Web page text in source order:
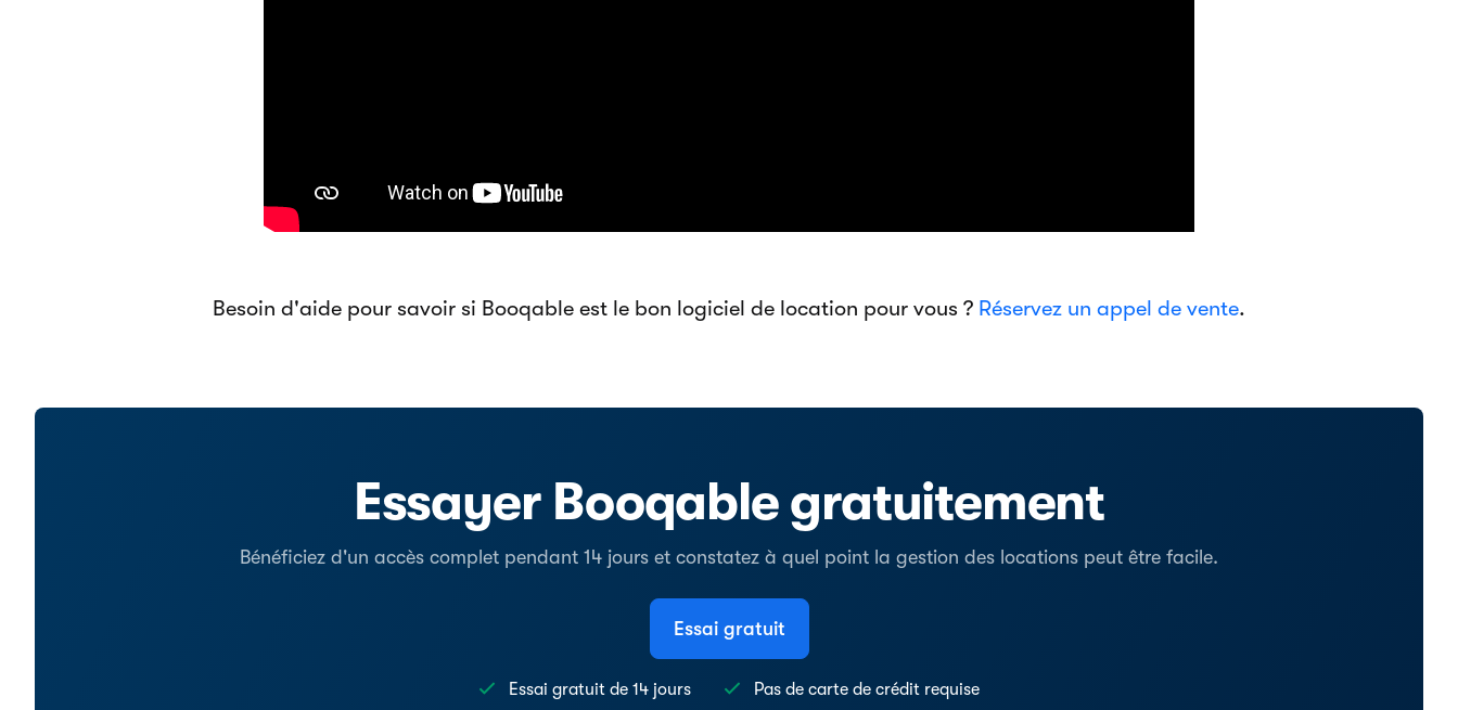
Besoin d'aide pour savoir si Booqable est le bon logiciel de location pour vous ? Réservez un appel de vente.
Essayer Booqable gratuitement
Bénéficiez d'un accès complet pendant 14 jours et constatez à quel point la gestion des locations peut être facile.
Essai gratuit
Essai gratuit de 14 jours Pas de carte de crédit requise